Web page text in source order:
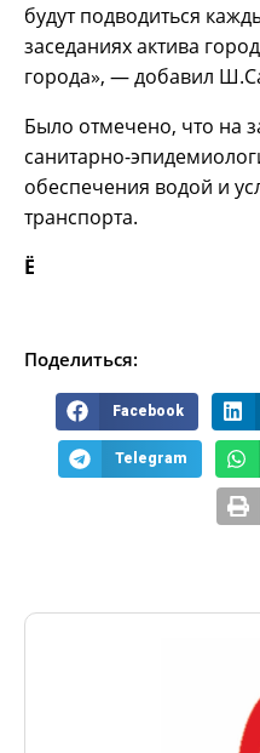
будут подводиться
заседаниях актива
города», — добавил
Было отмечено, что на
санитарно-
обеспечения водой и
транспорта.
Ё
Поделиться:
Facebook
Telegram